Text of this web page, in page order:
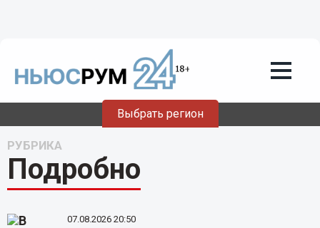
Выбрать регион
РУБРИКА
Подробно
07.08.2026 20:50